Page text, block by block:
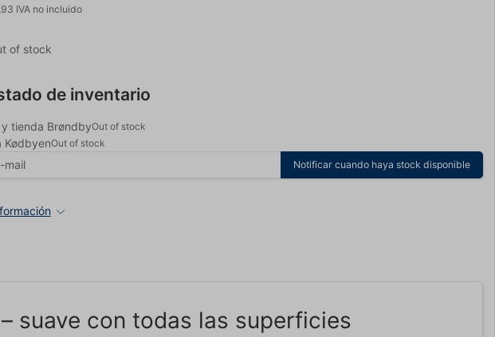
IVA no incluido
of stock
de inventario
y tienda BrøndbyOut of stock
KødbyenOut of stock
Notificar cuando haya stock disponible
suave con todas las superficies